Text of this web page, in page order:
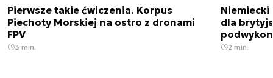
Pierwsze takie ćwiczenia. Korpus
Piechoty Morskiej na ostro z dronami
FPV
3 min.
dla
2 min.